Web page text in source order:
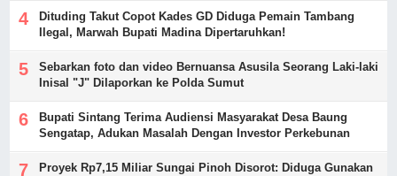
Dituding Takut Copot Kades GD Diduga Pemain Tambang
Ilegal, Marwah Bupati Madina Dipertaruhkan!
Sebarkan foto dan video Bernuansa Asusila Seorang Laki-laki
Inisal "J" Dilaporkan ke Polda Sumut
Bupati Sintang Terima Audiensi Masyarakat Desa Baung
Sengatap, Adukan Masalah Dengan Investor Perkebunan
Proyek Rp7,15 Miliar Sungai Pinoh Disorot: Diduga Gunakan